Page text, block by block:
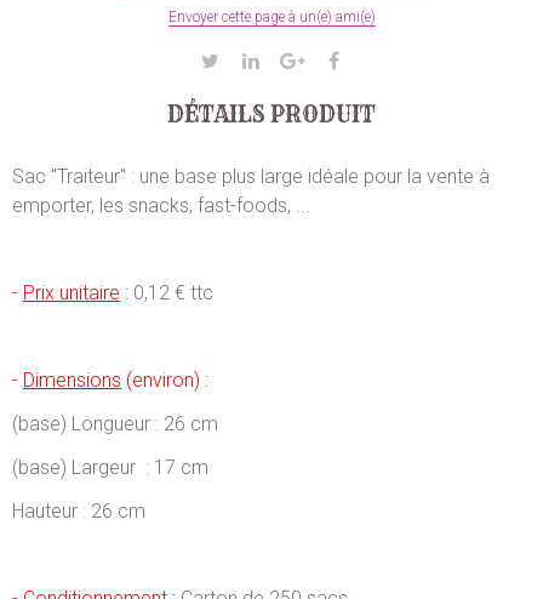
Envoyer cette page à un(e) ami(e)
DÉTAILS PRODUIT
Sac "Traiteur" : une base plus large idéale pour la vente à
emporter, les snacks, fast-foods, ...
- Prix unitaire : 0,12 € ttc
- Dimensions (environ) :
(base) Longueur : 26 cm
(base) Largeur : 17 cm
Hauteur : 26 cm